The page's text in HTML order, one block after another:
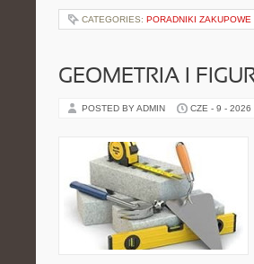
CATEGORIES: PORADNIKI ZAKUPOWE
GEOMETRIA I
POSTED BY ADMIN CZE - 9 - 2026